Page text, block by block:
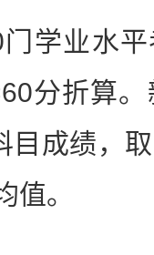
业水平
分折算
目成绩，
值。